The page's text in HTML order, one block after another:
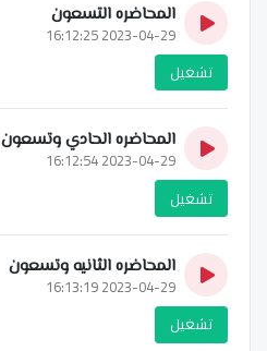
المحاضره التسعون
2023-04-29 16:12:25
تشغيل
المحاضره الحادي وتسعون
2023-04-29 16:12:54
تشغيل
المحاضره الثانيه وتسعون
2023-04-29 16:13:19
تشغيل